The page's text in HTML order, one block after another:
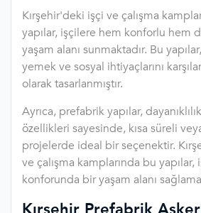
Kırşehir'deki işçi ve çalışma
yapılar, işçilere hem konforlu hem
yaşam alanı sunmaktadır. Bu
yemek ve sosyal ihtiyaçlarını
olarak tasarlanmıştır.
Ayrıca, prefabrik yapılar,
özellikleri sayesinde, kısa süreli
projelerde ideal bir seçenektir.
ve çalışma kamplarında bu
konforunda bir yaşam alanı